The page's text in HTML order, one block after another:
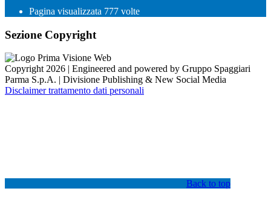
Pagina visualizzata 777 volte
Sezione Copyright
Copyright 2026 | Engineered and powered by Gruppo Spaggiari
Parma S.p.A. | Divisione Publishing & New Social Media
Disclaimer trattamento dati personali
Back to top